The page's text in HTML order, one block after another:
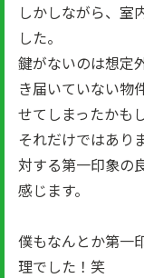
しかしながら、室
した。
鍵がないのは想定
き届いていない物
せてしまったかも
それだけではあり
対する第一印象の
感じます。
僕もなんとか第一
理でした！笑